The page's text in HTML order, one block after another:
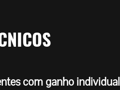
com ganho individual